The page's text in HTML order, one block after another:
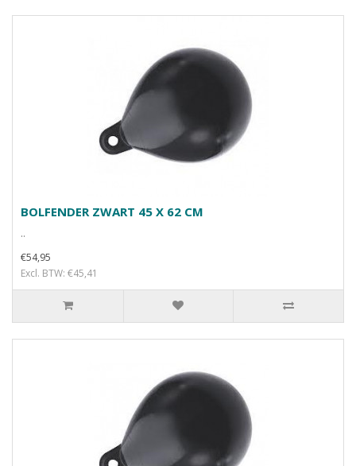
BOLFENDER ZWART 45 X 62 CM
..
€54,95
Excl. BTW: €45,41